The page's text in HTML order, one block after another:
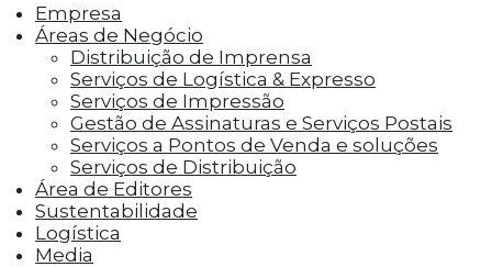
funcionalidades, como compartilhar o
conteúdo do site em plataformas de social
media, coletar feedbacks e outros recursos de
terceiros.
Cookies Marketing
Os cookies de marketing são usados para
entregar aos visitantes anúncios
personalizados com base nas páginas que eles
visitaram antes e analisar a eficácia da
campanha publicitária.
Empresa
Áreas de Negócio
Distribuição de Imprensa
Serviços de Logística & Expresso
Serviços de Impressão
Gestão de Assinaturas e Serviços Postais
Serviços a Pontos de Venda e soluções
Serviços de Distribuição
Área de Editores
Sustentabilidade
Logística
Media